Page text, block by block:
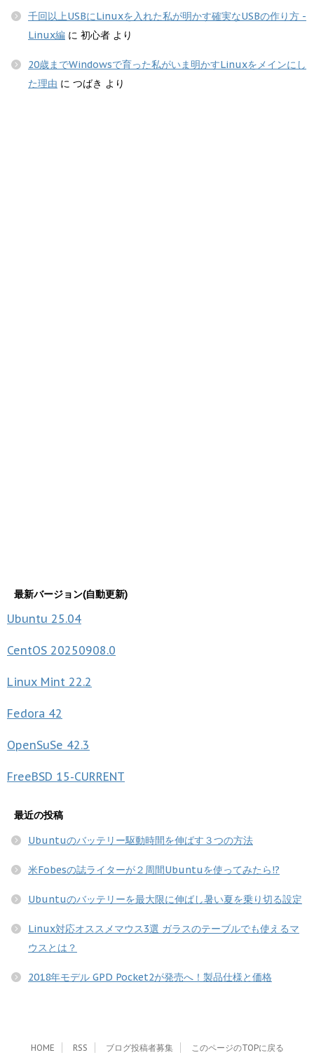
千回以上USBにLinuxを入れた私が明かす確実なUSBの作り方 -
Linux編 に 初心者 より
20歳までWindowsで育った私がいま明かすLinuxをメインにし
た理由 に つばき より
最新バージョン(自動更新)
Ubuntu 25.04
CentOS 20250908.0
Linux Mint 22.2
Fedora 42
OpenSuSe 42.3
FreeBSD 15-CURRENT
最近の投稿
Ubuntuのバッテリー駆動時間を伸ばす３つの方法
米Fobesの誌ライターが２周間Ubuntuを使ってみたら!?
Ubuntuのバッテリーを最大限に伸ばし暑い夏を乗り切る設定
Linux対応オススメマウス3選 ガラスのテーブルでも使えるマ
ウスとは？
2018年モデル GPD Pocket2が発売へ！製品仕様と価格
HOME RSS ブログ投稿者募集 このページのTOPに戻る